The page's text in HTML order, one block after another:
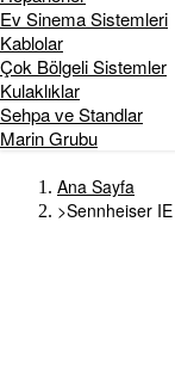
Ev Sinema Sistemleri
Kablolar
Çok Bölgeli Sistemler
Kulaklıklar
Sehpa ve Standlar
Marin Grubu
Ana Sayfa
>Sennheiser